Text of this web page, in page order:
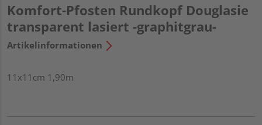
Komfort-Pfosten Rundkopf Douglasie
transparent lasiert -graphitgrau-
Artikelinformationen
11x11cm 1,90m